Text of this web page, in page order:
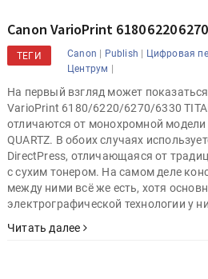
Canon VarioPrint 6180 6220
ТЕГИ Canon | Publish | Цифровая
Центрум |
На первый взгляд может
VarioPrint 6180/6220/6270/6330
отличаются от монохромной модели
QUARTZ. В обоих случаях
DirectPress, отличающаяся от
с сухим тонером. На самом деле
между ними всё же есть, хотя
электрографической технологии у
Читать далее